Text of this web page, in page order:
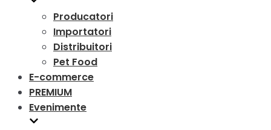
Producatori
Importatori
Distribuitori
Pet Food
E-commerce
PREMIUM
Evenimente